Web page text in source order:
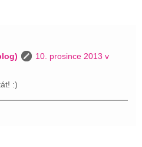
10. prosince 2013 v
:)